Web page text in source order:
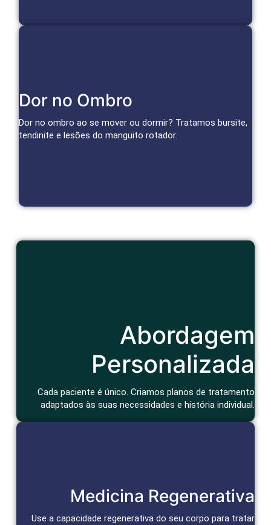
Dor no Ombro
Dor no ombro ao se mover ou dormir? Tratamos bursite,
tendinite e lesões do manguito rotador.
Cuidado Especializado para Ombro
Infiltrações, bloqueios e terapias regenerativas reduzem
Agendar Consulta
Abordagem
Personalizada
Cada paciente é único. Criamos planos de tratamento
adaptados às suas necessidades e história individual.
Consulta atenciosa e um tratamento que considera seu
contexto de vida e bem-estar geral.
Agendar Consulta
Medicina Regenerativa
Use a capacidade regenerativa do seu corpo para tratar
Reparação e Alívio Duradouro
Células-tronco e bioativos reparam tecidos, aceleram a cura
e promovem alívio duradouro da dor.